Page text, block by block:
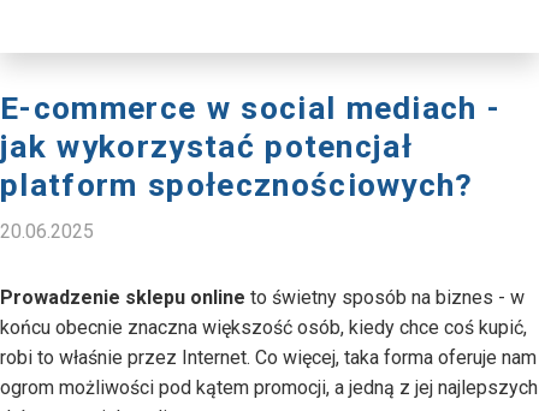
E-commerce w social mediach -
jak wykorzystać potencjał
platform społecznościowych?
20.06.2025
Prowadzenie sklepu online to świetny sposób na biznes - w
końcu obecnie znaczna większość osób, kiedy chce coś kupić,
robi to właśnie przez Internet. Co więcej, taka forma oferuje nam
ogrom możliwości pod kątem promocji, a jedną z jej najlepszych